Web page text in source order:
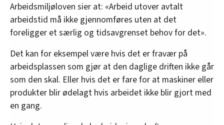
Arbeidsmiljøloven sier at: «Arbeid utover avtalt
arbeidstid må ikke gjennomføres uten at det
foreligger et særlig og tidsavgrenset behov for det».
Det kan for eksempel være hvis det er fravær på
arbeidsplassen som gjør at den daglige driften ikke går
som den skal. Eller hvis det er fare for at maskiner eller
produkter blir ødelagt hvis arbeidet ikke blir gjort med
en gang.